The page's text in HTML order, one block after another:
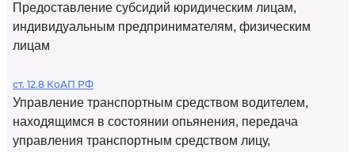
Предоставление субсидий юридическим лицам,
индивидуальным предпринимателям, физическим
лицам
ст. 12.8 КоАП РФ
Управление транспортным средством водителем,
находящимся в состоянии опьянения, передача
управления транспортным средством лицу,